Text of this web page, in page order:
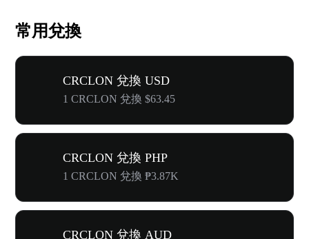
常用兌換
CRCLON 兌換 USD
1 CRCLON 兌換 $63.45
CRCLON 兌換 PHP
1 CRCLON 兌換 ₱3.87K
CRCLON 兌換 AUD